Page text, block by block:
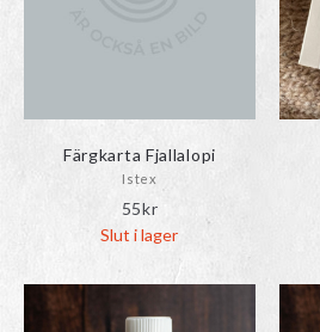
Färgkarta Fjallalopi
Istex
55kr
Slut i lager